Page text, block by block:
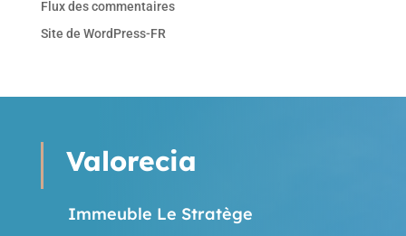
Flux des commentaires
Site de WordPress-FR
Valorecia
Immeuble Le Stratège